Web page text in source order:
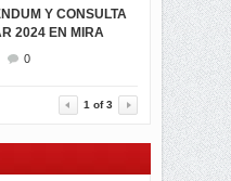
Y CONSULTA
2024 EN MIRA
0
DE...
FUE
1 of3